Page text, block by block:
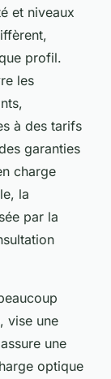
et niveaux
profil.
les
à des tarifs
garanties
charge
la
par la
vise une
une
optique